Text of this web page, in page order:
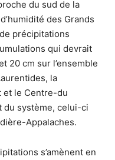
du sud de la
des Grands
précipitations
qui devrait
20 cm sur l’ensemble
la
et le Centre-du
du système, celui-ci
Appalaches.
s’amènent en